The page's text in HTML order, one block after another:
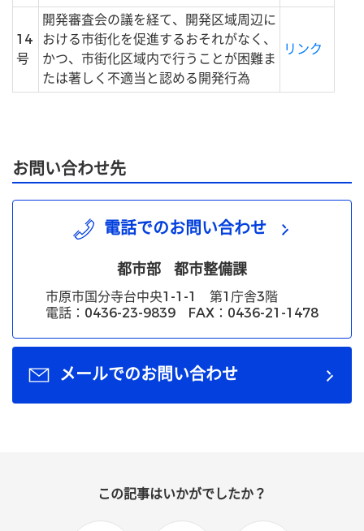
14
号
開発審査会の議を経て、開発区域周辺に
おける市街化を促進するおそれがなく、
かつ、市街化区域内で行うことが困難ま
たは著しく不適当と認める開発行為
リンク
お問い合わせ先
電話でのお問い合わせ
都市部 都市整備課
市原市国分寺台中央1-1-1 第1庁舎3階
電話：0436-23-9839 FAX：0436-21-1478
メールでのお問い合わせ
この記事はいかがでしたか？